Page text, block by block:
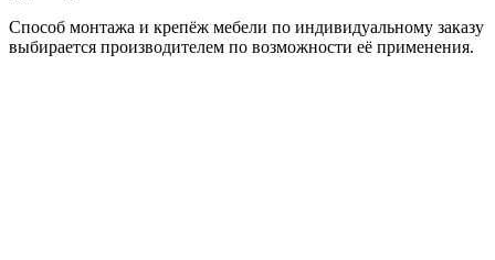
Способ монтажа и крепёж мебели по индивидуальному заказу
выбирается производителем по возможности её применения.